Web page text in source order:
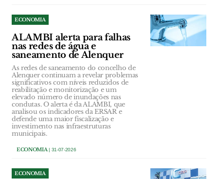
ECONOMIA
ALAMBI alerta para falhas
nas redes de água e
saneamento de Alenquer
As redes de saneamento do concelho de
Alenquer continuam a revelar problemas
significativos com níveis reduzidos de
reabilitação e monitorização e um
elevado número de inundações nas
condutas. O alerta é da ALAMBI, que
analisou os indicadores da ERSAR e
defende uma maior fiscalização e
investimento nas infraestruturas
municipais.
ECONOMIA| 31-07-2026
ECONOMIA